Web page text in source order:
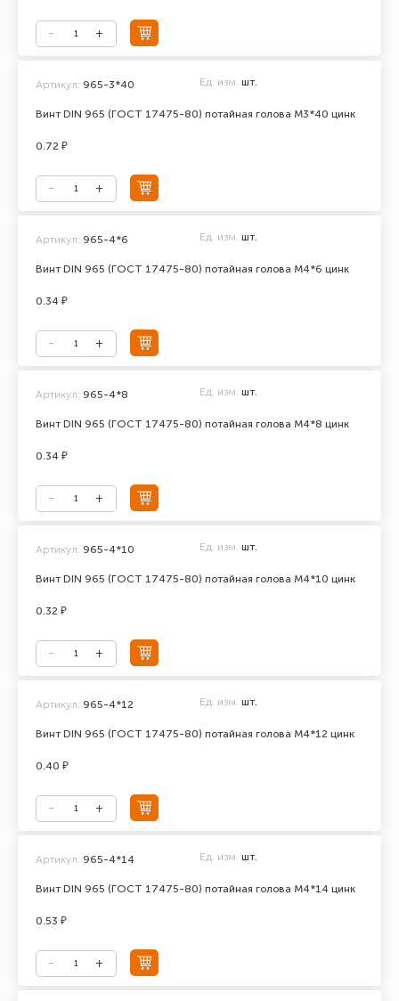
Винт DIN 965 (ГОСТ 17475-80) потайная голова М3*40 цинк
Артикул: 965-3*40 Ед. изм. шт.
0.72 ₽
Винт DIN 965 (ГОСТ 17475-80) потайная голова М4*6 цинк
Артикул: 965-4*6 Ед. изм. шт.
0.34 ₽
Винт DIN 965 (ГОСТ 17475-80) потайная голова М4*8 цинк
Артикул: 965-4*8 Ед. изм. шт.
0.34 ₽
Винт DIN 965 (ГОСТ 17475-80) потайная голова М4*10 цинк
Артикул: 965-4*10 Ед. изм. шт.
0.32 ₽
Винт DIN 965 (ГОСТ 17475-80) потайная голова М4*12 цинк
Артикул: 965-4*12 Ед. изм. шт.
0.40 ₽
Винт DIN 965 (ГОСТ 17475-80) потайная голова М4*14 цинк
Артикул: 965-4*14 Ед. изм. шт.
0.53 ₽